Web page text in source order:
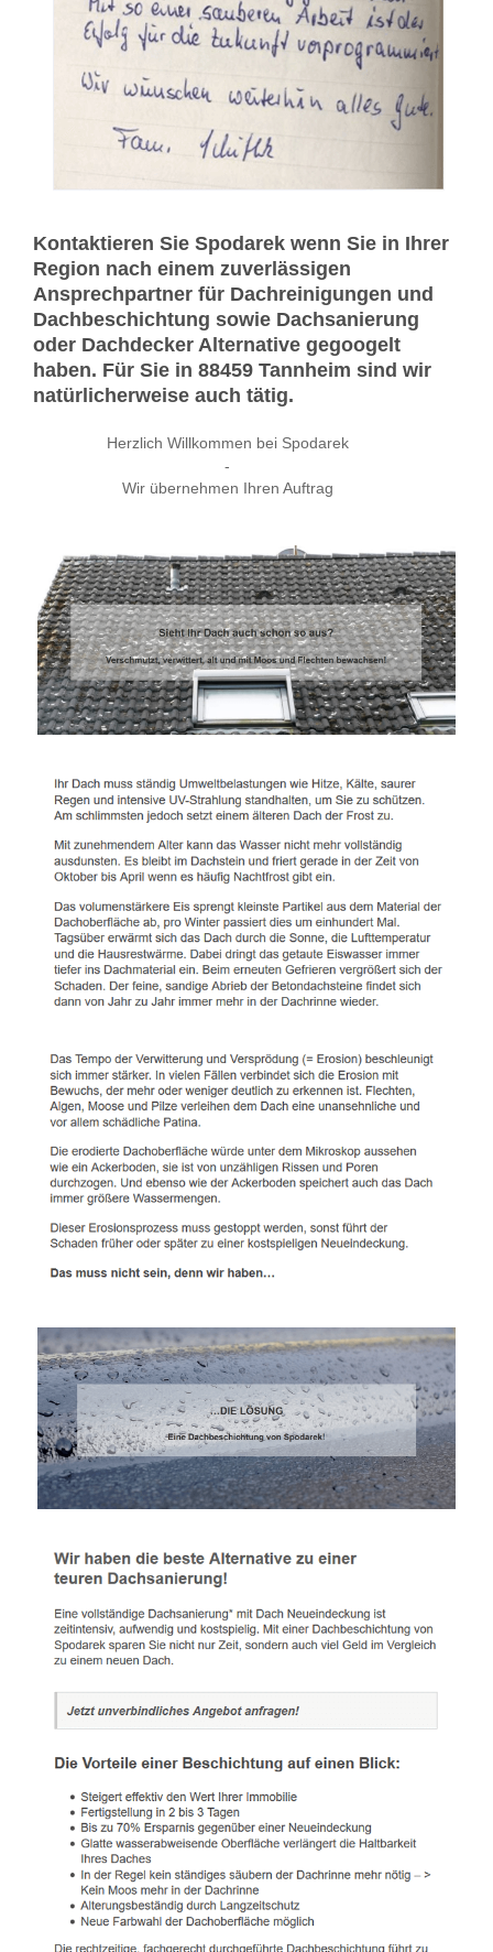
Kontaktieren Sie Spodarek wenn Sie in Ihrer
Region nach einem zuverlässigen
Ansprechpartner für Dachreinigungen und
Dachbeschichtung sowie Dachsanierung
oder Dachdecker Alternative gegoogelt
haben. Für Sie in 88459 Tannheim sind wir
natürlicherweise auch tätig.
Herzlich Willkommen bei Spodarek
-
Wir übernehmen Ihren Auftrag